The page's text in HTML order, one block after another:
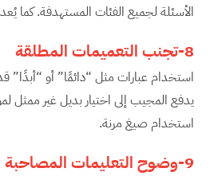
الأسئلة لجميع الفئات المستهدفة. كما
8-تجنب التعميمات المطلقة
استخدام عبارات مثل “دائمًا” أو “أبدًا”
يدفع المجيب إلى اختيار بديل غير ممثل
استخدام صيغ مرنة.
9-وضوح التعليمات المصاحبة